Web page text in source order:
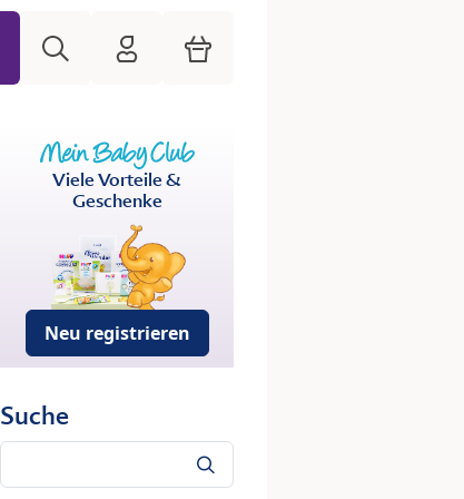
HiPP Mein Babyclub
Warenkorb
Viele Vorteile &
Geschenke
Neu registrieren
Suche